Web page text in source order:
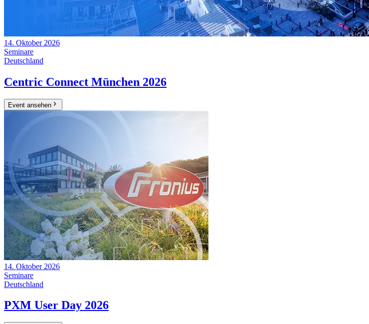
14. Oktober 2026
Seminare
Deutschland
Centric Connect München 2026
Event ansehen
14. Oktober 2026
Seminare
Deutschland
PXM User Day 2026